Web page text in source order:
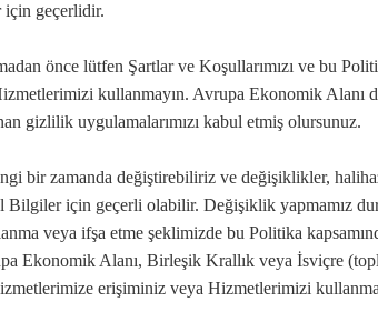
için geçerlidir.
önce lütfen Şartlar ve Koşullarımızı ve bu
kullanmayın. Avrupa Ekonomik Alanı
gizlilik uygulamalarımızı kabul etmiş olursunuz.
bir zamanda değiştirebiliriz ve değişiklikler,
için geçerli olabilir. Değişiklik yapmamız
veya ifşa etme şeklimizde bu Politika
Ekonomik Alanı, Birleşik Krallık veya İsviçre
erişiminiz veya Hizmetlerimizi